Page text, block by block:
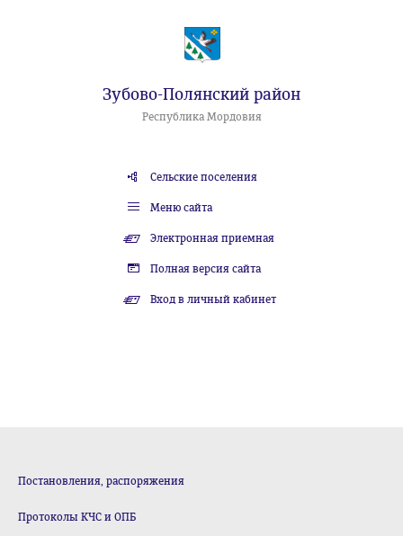
Зубово-Полянский район
Республика Мордовия
Сельские поселения
Меню сайта
Электронная приемная
Полная версия сайта
Вход в личный кабинет
Постановления, распоряжения
Протоколы КЧС и ОПБ